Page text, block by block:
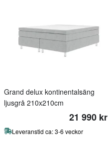
Grand delux kontinentalsäng
ljusgrå 210x210cm
21 990 kr
Leveranstid ca: 3-6 veckor